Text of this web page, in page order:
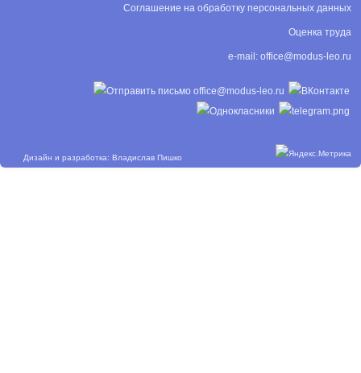
Соглашение на обработку персональных данных
Оценка труда
e-mail: office@modus-leo.ru
Дизайн и разработка: Владислав Пишко